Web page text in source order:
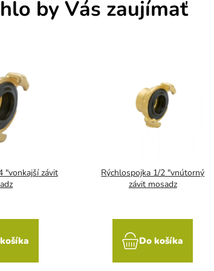
by Vás zaujímať
"vonkajší závit
Rýchlospojka 1/2 "vnútorný
závit mosadz
Do košíka